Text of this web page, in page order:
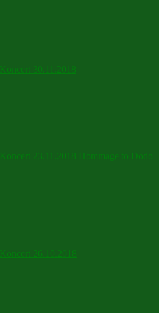
Koncert 30.11.2018
Koncert 23.11.2018 Hommage to Dodo
Koncert 26.10.2018